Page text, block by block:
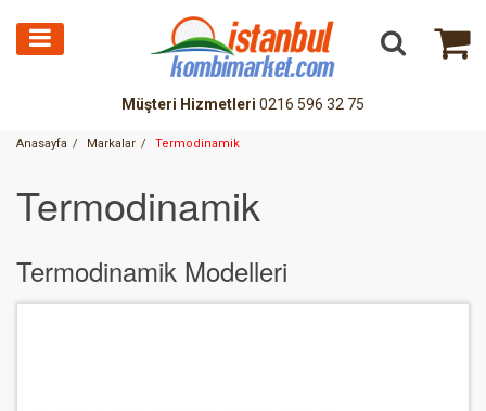
Müşteri Hizmetleri 0216 596 32 75
Anasayfa Markalar Termodinamik
Termodinamik
Termodinamik Modelleri